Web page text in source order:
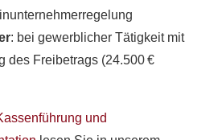
: bei gewerblicher Tätigkeit mit
des Freibetrags (24.500 €
und